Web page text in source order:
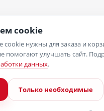
cookie
cookie нужны для заказа и
помогают улучшать сайт.
данных.
Только необходимые